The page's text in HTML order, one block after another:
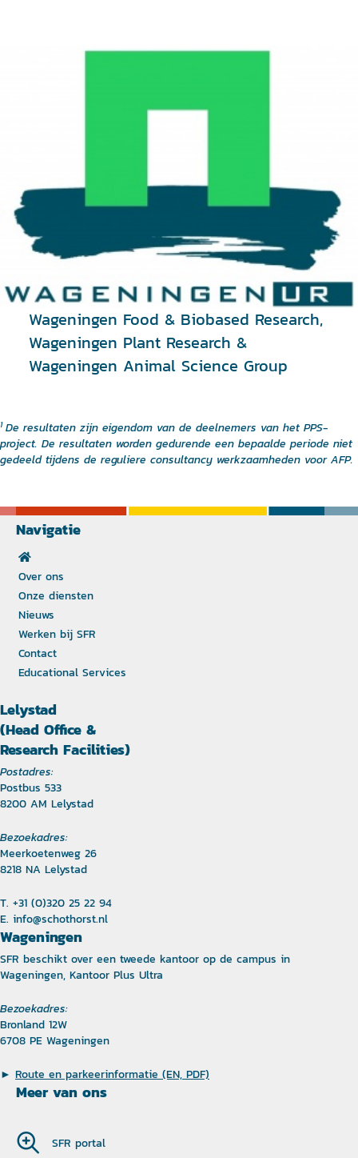
Wageningen Food & Biobased Research,
Wageningen Plant Research &
Wageningen Animal Science Group
1 De resultaten zijn eigendom van de deelnemers van het PPS-
project. De resultaten worden gedurende een bepaalde periode niet
gedeeld tijdens de reguliere consultancy werkzaamheden voor AFP.
Navigatie
Over ons
Onze diensten
Nieuws
Werken bij SFR
Contact
Educational Services
Lelystad
(Head Office &
Research Facilities)
Postadres:
Postbus 533
8200 AM Lelystad
Bezoekadres:
Meerkoetenweg 26
8218 NA Lelystad
T. +31 (0)320 25 22 94
E. info@schothorst.nl
Wageningen
SFR beschikt over een tweede kantoor op de campus in
Wageningen, Kantoor Plus Ultra
Bezoekadres:
Bronland 12W
6708 PE Wageningen
► Route en parkeerinformatie (EN, PDF)
Meer van ons
SFR portal